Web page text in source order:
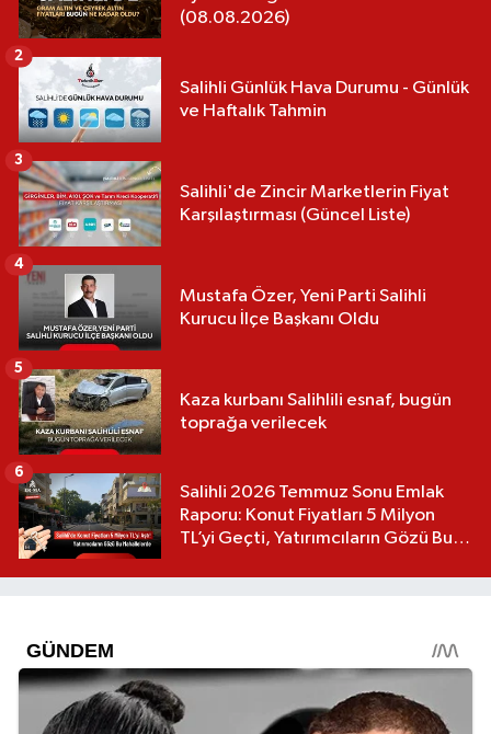
(08.08.2026)
Salihli Günlük Hava Durumu - Günlük
ve Haftalık Tahmin
2
Salihli'de Zincir Marketlerin Fiyat
Karşılaştırması (Güncel Liste)
3
Mustafa Özer, Yeni Parti Salihli
Kurucu İlçe Başkanı Oldu
4
Kaza kurbanı Salihlili esnaf, bugün
toprağa verilecek
5
Salihli 2026 Temmuz Sonu Emlak
Raporu: Konut Fiyatları 5 Milyon
TL’yi Geçti, Yatırımcıların Gözü Bu
6